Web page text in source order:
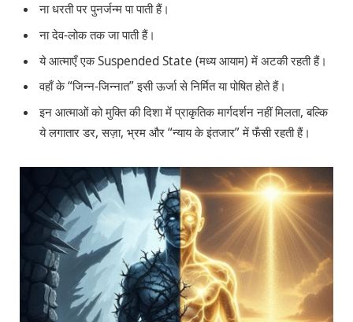
ना धरती पर पुनर्जन्म पा पाती हैं।
ना देव-लोक तक जा पाती हैं।
ये आत्माएँ एक Suspended State (मध्य आयाम) में अटकी रहती हैं।
वहाँ के “जिन्न-जिन्नात” इसी ऊर्जा से निर्मित या पोषित होते हैं।
इन आत्माओं को मुक्ति की दिशा में प्राकृतिक मार्गदर्शन नहीं मिलता, बल्कि
ये लगातार डर, सज़ा, भ्रम और “न्याय के इंतजार” में फँसी रहती हैं।